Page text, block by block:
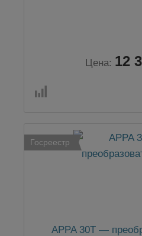
Цена: 12
Госреестр
APPA 30T —